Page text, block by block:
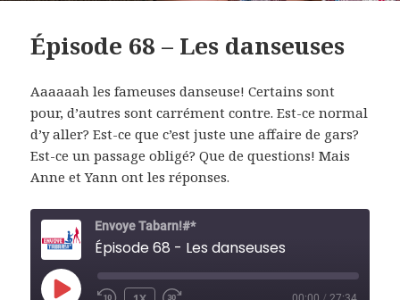
Épisode 68 – Les danseuses
Aaaaaah les fameuses danseuse! Certains sont
pour, d’autres sont carrément contre. Est-ce normal
d’y aller? Est-ce que c’est juste une affaire de gars?
Est-ce un passage obligé? Que de questions! Mais
Anne et Yann ont les réponses.
Envoye Tabarn!#*
Épisode 68 - Les danseuses
PLAY